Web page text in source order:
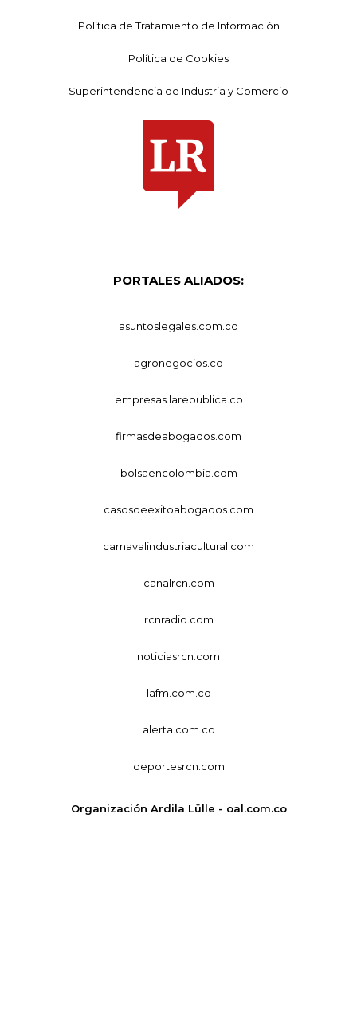
Política de Tratamiento de Información
Política de Cookies
Superintendencia de Industria y Comercio
PORTALES ALIADOS:
asuntoslegales.com.co
agronegocios.co
empresas.larepublica.co
firmasdeabogados.com
bolsaencolombia.com
casosdeexitoabogados.com
carnavalindustriacultural.com
canalrcn.com
rcnradio.com
noticiasrcn.com
lafm.com.co
alerta.com.co
deportesrcn.com
Organización Ardila Lülle - oal.com.co